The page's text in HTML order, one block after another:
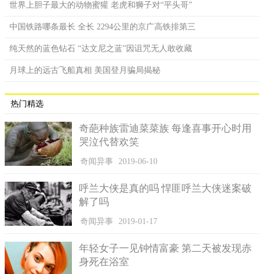
其实不仅有俄罗斯有如此独特的海滩，位于美国的加布拉格
堡也有一处玻璃海滩，那里也有相似的垃圾变成宝贝的故事。这
个玻璃海滩早前也是一个庞大的垃圾堆放场，这里有着上百年堆
以后，于1949年起变成了有名的加布拉格堡玻璃海滩，那时由玻
璃宝石及沙子混合在一起的深度有半米左右。
在1967年时，政府决定对垃圾堆放场进行清理，而后的数十
年间，这些玻璃垃圾逐渐被海浪冲击、打磨成色彩斑斓的宝石。
而政府于1998年买下了这处玻璃海滩，现在这里已成为了麦克里
州立公园的组成部分，每年夏天来这里游玩的旅客有1000来名，
世界上胆子最大的动物蜜獾 老虎和狮子对“平头哥”
中国铁路哪条最长 全长 2294公里的京广高铁排第三
纯天然的蓝色钻石 “达文尼之蓝”因诅咒无人敢收藏
月球上的远古飞船真相 美国登月骗局揭秘
热门精选
奇葩种族雷迪菜菜族 每逢喜事开心时用
哭泣代替欢笑
奇闻异事 2019-06-10
呼兰大侠是真的吗 悍匪呼兰大侠迷案破
解了吗
奇闻异事 2019-01-17
年轻女子一见钟情富豪 第二天被发现赤
身死在浴室